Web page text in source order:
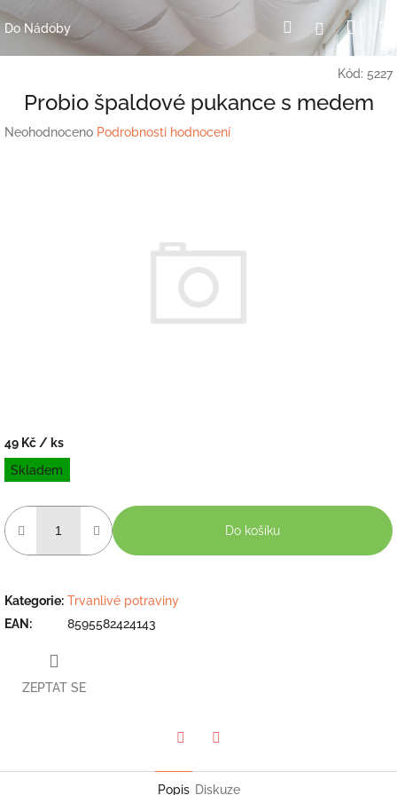
Přejít
naDo Nádoby HledatPřihlášení
Kód: 5227
Probio špaldové pukance s medem
Průměrné
Neohodnoceno Podrobnosti hodnocení
49 Kč / ks
Měrná
cena:
Skladem
Do košíku
Kategorie: Trvanlivé potraviny
EAN : 8595582424143
ZEPTAT SE
Popis Diskuze